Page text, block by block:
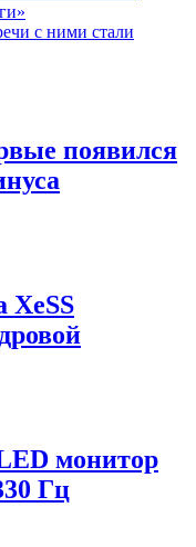
с ними стали
появился
XeSS
монитор
Гц